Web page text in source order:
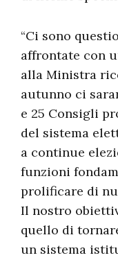
“Ci sono
affrontate con
alla Ministra
autunno ci
e 25 Consigli
del sistema
a continue
funzioni
prolificare di
Il nostro
quello di
un sistema